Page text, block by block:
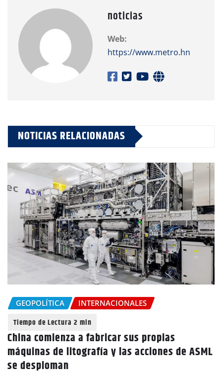
noticias
Web:
https://www.metro.hn
NOTICIAS RELACIONADAS
GEOPOLÍTICA INTERNACIONALES
China comienza a fabricar sus propias
máquinas de litografía y las acciones de ASML
se desploman